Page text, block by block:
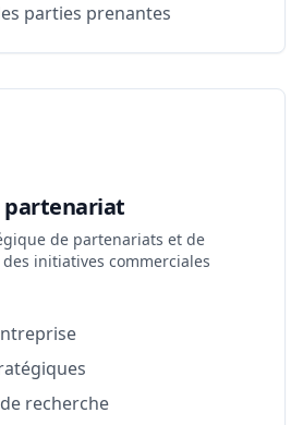
parties prenantes
partenariat
de partenariats et de
initiatives commerciales
recherche